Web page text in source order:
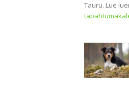
Tauru. Lue